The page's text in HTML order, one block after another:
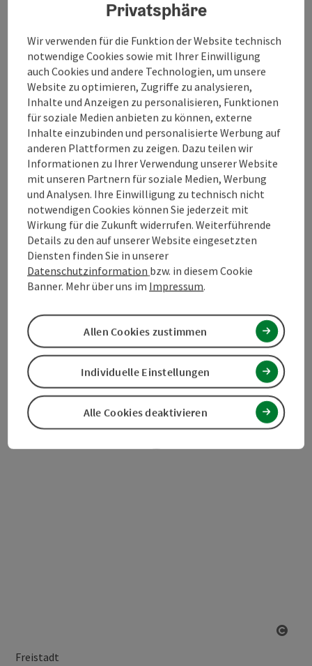
ab € 36,00
Freistadt
In unserer Cafe- Konditorei erwartet Sie typisch Wiener
Kaffeehauskultur. Ob hausgemachte Mehlspeisen,
Tortenkreationen oder süße Schokoladeleckereien - lassen
Sie sich den Genuss einfach auf der Zunge zergehen. Unsere
besonderen Spezialitäten sind das "Kutscherküsschen" und
die…
Freistadt
Privatsphäre
Wir verwenden für die Funktion der Website technisch
notwendige Cookies sowie mit Ihrer Einwilligung
auch Cookies und andere Technologien, um unsere
Website zu optimieren, Zugriffe zu analysieren,
Inhalte und Anzeigen zu personalisieren, Funktionen
für soziale Medien anbieten zu können, externe
Inhalte einzubinden und personalisierte Werbung auf
anderen Plattformen zu zeigen. Dazu teilen wir
Informationen zu Ihrer Verwendung unserer Website
mit unseren Partnern für soziale Medien, Werbung
und Analysen. Ihre Einwilligung zu technisch nicht
notwendigen Cookies können Sie jederzeit mit
Wirkung für die Zukunft widerrufen. Weiterführende
Details zu den auf unserer Website eingesetzten
Diensten finden Sie in unserer
Datenschutzinformation bzw. in diesem Cookie
Banner. Mehr über uns im Impressum.
Alle Cookies deaktivieren
Individuelle Einstellungen
Allen Cookies zustimmen